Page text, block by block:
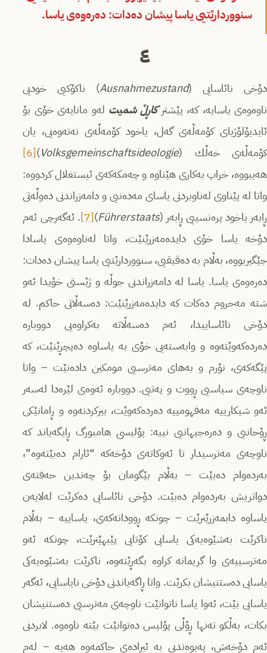
سنووردارێتیی یاسا پیشان دەدات: دەرەوەى یاسا.
٤
دۆخی نائاسایی (Ausnahmezustand) ناكۆكیی خودیی
ناوەوەى یاسایە، كە، پێشتركاڕڵ شمیت لەو مانایەى خۆی بۆ
ئایدیۆلۆژیای كۆمەڵەى گەل، یاخود كۆمەڵەى نەتەوەیی، یان
كۆمەڵەى خەڵك (Volksgemeinschaftsideologie
)
[6]
هەیبووە، خراپ بەكاری هێناوە و چەمكەكەى ئیستغلال كردووە:
واتا لە پێناوی لەناوبردنی یاسای مەدەنیی و دامەزراندنی دەوڵەتی
ڕابەر یاخود پرەنسیپی ڕابەر (
Führerstaats
)
[7]
. ئەگەرچی ئەم
دۆخە یاسا خۆی دایدەمەزرێنێت، واتا لەناوەوەى یاسادا
جێگیربووە، بەڵام بە دەقیقیی، سنووردارێتیی یاسا پیشان دەدات:
دەرەوەى یاسا. یاسا لە دامەزراندنی جوڵە و ژێستی خۆیدا ئەو
شتە مەحروم دەكات كە دایدەمەزرێنێت: دەسەڵاتی حاكم. لە
دۆخی نائاساییدا، ئەم دەسەڵاتە بەكراوەیی دووبارە
دەردەكەوێتەوە و وابەستەیی خۆی بە یاساوە دەپچڕێنێت، كە
پێگەكەى، نۆرم و بەهای مەترسیی مومكین دادەنێت – واتا
ناوچەی سیاسیی ڕووت و پەتیی. دووبارە ئەوەى لێرەدا لەسەر
ئەو شیكارییە مەفهومییە دەردەكەوێت، بیركردنەوە و ڕامانێكی
ڕۆحانیی و دەرەجیهانیی نییە: پۆلیسی هامبورگ ڕایگەیاند كە
ناوچەى مەترسیدار تا ئەوكاتەى دۆخەكە “ئارام دەبێتەوە”،
بەردەوام دەبێت – بەڵام بێگومان بۆ چەندین حەفتەى
دواتریش بەردەوام دەبێت. دۆخی نائاسایی دەكرێت لەلایەن
یاساوە دابمەزرێنرێت – چونكە ڕوودانەكەى، یاساییە – بەڵام
ناكرێت بەشێوەیەكی یاسایی كۆتایی پێبهێنرێت، چونكە ئەو
مەترسییەى وا گریمانە كراوە بگەڕێتەوە، ناكرێت بەشێوەیەكی
یاسایی دەستنیشان بكرێت. واتا ڕاگەیاندنی دۆخی نایاسایی، ئەگەر
یاسایی بێت، ئەوا یاسا ناتوانێت ناوچەى مەترسیی دەستنیشان
بكات، بەڵكو تەنها ڕۆڵی پۆلیس دەتوانێت بێتە ناوەوە. لابردنی
ئەم دۆخەش، پەیوەندیی بە ئیرادەى حاكمەوە هەیە – لەم